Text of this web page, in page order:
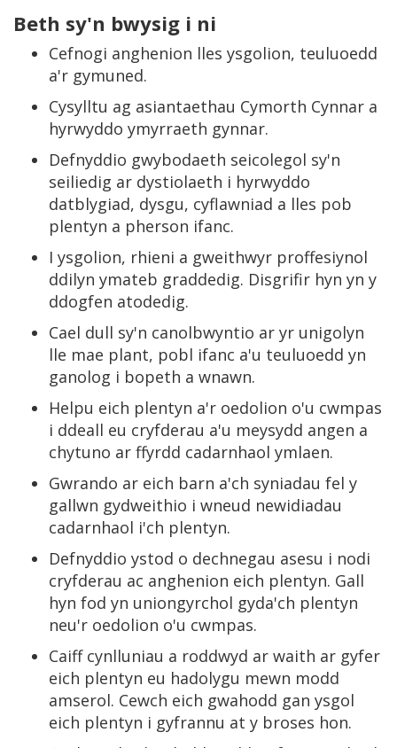
Beth sy'n bwysig i ni
Cefnogi anghenion lles ysgolion, teuluoedd
a'r gymuned.
Cysylltu ag asiantaethau Cymorth Cynnar a
hyrwyddo ymyrraeth gynnar.
Defnyddio gwybodaeth seicolegol sy'n
seiliedig ar dystiolaeth i hyrwyddo
datblygiad, dysgu, cyflawniad a lles pob
plentyn a pherson ifanc.
I ysgolion, rhieni a gweithwyr proffesiynol
ddilyn ymateb graddedig. Disgrifir hyn yn y
ddogfen atodedig.
Cael dull sy'n canolbwyntio ar yr unigolyn
lle mae plant, pobl ifanc a'u teuluoedd yn
ganolog i bopeth a wnawn.
Helpu eich plentyn a'r oedolion o'u cwmpas
i ddeall eu cryfderau a'u meysydd angen a
chytuno ar ffyrdd cadarnhaol ymlaen.
Gwrando ar eich barn a'ch syniadau fel y
gallwn gydweithio i wneud newidiadau
cadarnhaol i'ch plentyn.
Defnyddio ystod o dechnegau asesu i nodi
cryfderau ac anghenion eich plentyn. Gall
hyn fod yn uniongyrchol gyda'ch plentyn
neu'r oedolion o'u cwmpas.
Caiff cynlluniau a roddwyd ar waith ar gyfer
eich plentyn eu hadolygu mewn modd
amserol. Cewch eich gwahodd gan ysgol
eich plentyn i gyfrannu at y broses hon.